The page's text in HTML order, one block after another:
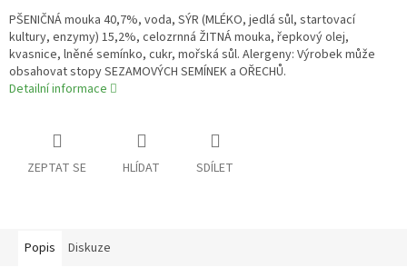
PŠENIČNÁ mouka 40,7%, voda, SÝR (MLÉKO, jedlá sůl, startovací
kultury, enzymy) 15,2%, celozrnná ŽITNÁ mouka, řepkový olej,
kvasnice, lněné semínko, cukr, mořská sůl. Alergeny: Výrobek může
obsahovat stopy SEZAMOVÝCH SEMÍNEK a OŘECHŮ.
Detailní informace
ZEPTAT SE HLÍDAT SDÍLET
Popis Diskuze